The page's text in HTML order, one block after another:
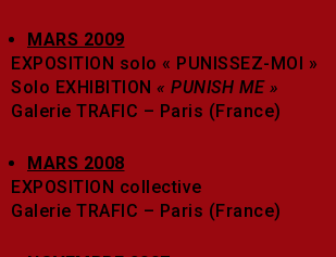
MARS 2009
EXPOSITION solo « PUNISSEZ-MOI »
Solo EXHIBITION « PUNISH ME »
Galerie TRAFIC – Paris (France)
MARS 2008
EXPOSITION collective
Galerie TRAFIC – Paris (France)